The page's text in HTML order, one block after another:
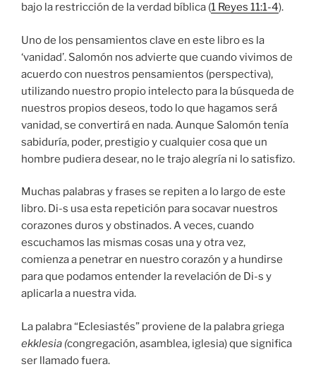
bajo la restricción de la verdad bíblica (1 Reyes 11:1-4).
Uno de los pensamientos clave en este libro es la
‘vanidad’. Salomón nos advierte que cuando vivimos de
acuerdo con nuestros pensamientos (perspectiva),
utilizando nuestro propio intelecto para la búsqueda de
nuestros propios deseos, todo lo que hagamos será
vanidad, se convertirá en nada. Aunque Salomón tenía
sabiduría, poder, prestigio y cualquier cosa que un
hombre pudiera desear, no le trajo alegría ni lo satisfizo.
Muchas palabras y frases se repiten a lo largo de este
libro. Di-s usa esta repetición para socavar nuestros
corazones duros y obstinados. A veces, cuando
escuchamos las mismas cosas una y otra vez,
comienza a penetrar en nuestro corazón y a hundirse
para que podamos entender la revelación de Di-s y
aplicarla a nuestra vida.
La palabra “Eclesiastés” proviene de la palabra griega
ekklesia (congregación, asamblea, iglesia) que significa
ser llamado fuera.